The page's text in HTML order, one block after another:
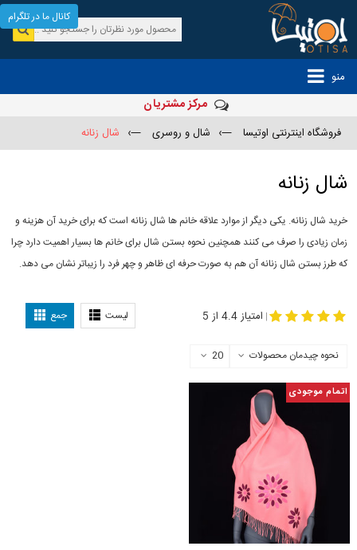
منو
مرکز مشتریان
فروشگاه اینترنتی اوتیسا —› شال و روسری —› شال زنانه
شال زنانه
خرید شال زنانه. یکی دیگر از موارد علاقه خانم ها شال زنانه است که برای خرید آن هزینه و
زمان زیادی را صرف می کنند همچنین نحوه بستن شال برای خانم ها بسیار اهمیت دارد چرا
که طرز بستن شال زنانه آن هم به صورت حرفه ای ظاهر و چهر فرد را زیباتر نشان می دهد.
لیست جمع | امتیاز 4.4 از 5
نحوه چیدمان محصولات 20
اتمام موجودی
کانال ما در تلگرام